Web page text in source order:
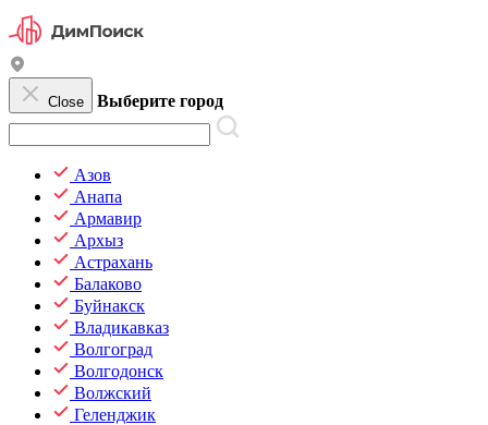
Close Выберите город
Азов
Анапа
Армавир
Архыз
Астрахань
Балаково
Буйнакск
Владикавказ
Волгоград
Волгодонск
Волжский
Геленджик